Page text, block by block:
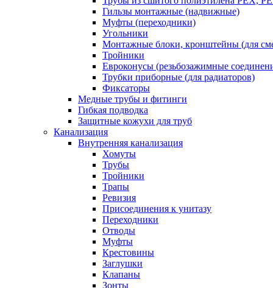
Гильзы монтажные (надвижные)
Муфты (переходники)
Угольники
Монтажные блоки, кронштейны (для
Тройники
Евроконусы (резьбозажимные
Трубки приборные (для радиаторов)
Фиксаторы
Медные трубы и фитинги
Гибкая подводка
Защитные кожухи для труб
Канализация
Внутренняя канализация
Хомуты
Трубы
Тройники
Трапы
Ревизия
Присоединения к унитазу
Переходники
Отводы
Муфты
Крестовины
Заглушки
Клапаны
Зонты